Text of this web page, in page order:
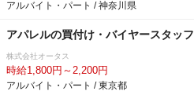
アルバイト・パート / 神奈川県
アパレルの買付け・バイヤースタッフ
株式会社オータス
時給1,800円～2,200円
アルバイト・パート / 東京都